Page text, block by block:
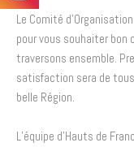
Le Comité
pour vous souhaiter bon
traversons ensemble.
satisfaction sera de
belle Région.
L’équipe d’Hauts de